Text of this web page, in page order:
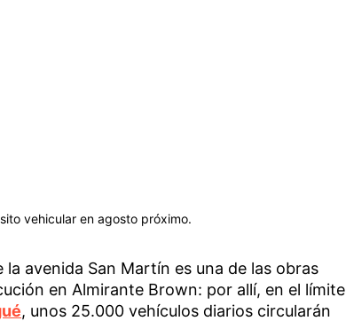
vehicular en agosto próximo.
avenida San Martín es una de las obras
en Almirante Brown: por allí, en el límite
, unos 25.000 vehículos diarios circularán